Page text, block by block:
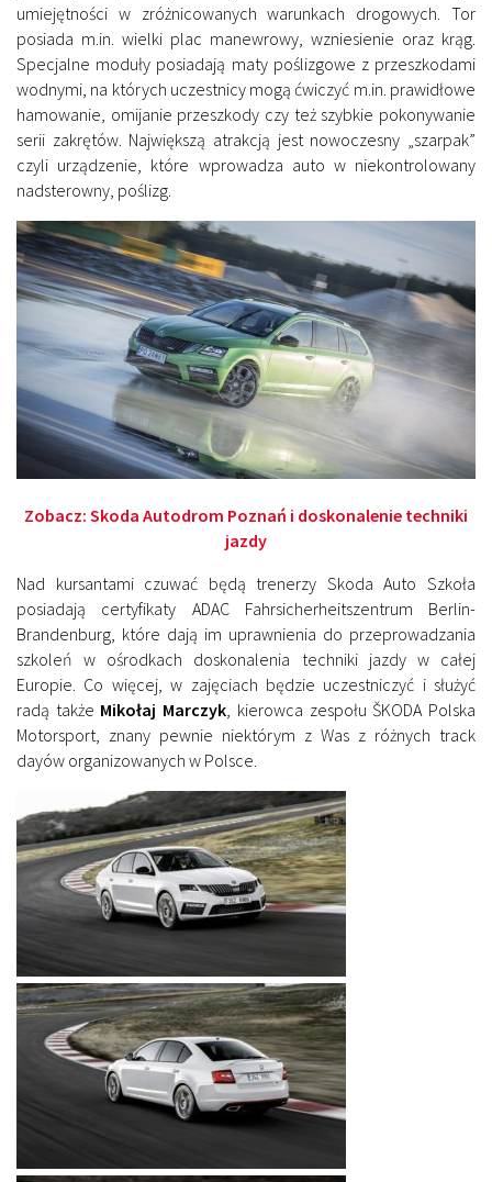
umiejętności w zróżnicowanych warunkach drogowych. Tor
posiada m.in. wielki plac manewrowy, wzniesienie oraz krąg.
Specjalne moduły posiadają maty poślizgowe z przeszkodami
wodnymi, na których uczestnicy mogą ćwiczyć m.in. prawidłowe
hamowanie, omijanie przeszkody czy też szybkie pokonywanie
serii zakrętów. Największą atrakcją jest nowoczesny „szarpak”
czyli urządzenie, które wprowadza auto w niekontrolowany
nadsterowny, poślizg.
Zobacz: Skoda Autodrom Poznań i doskonalenie techniki
jazdy
Nad kursantami czuwać będą trenerzy Skoda Auto Szkoła
posiadają certyfikaty ADAC Fahrsicherheitszentrum Berlin-
Brandenburg, które dają im uprawnienia do przeprowadzania
szkoleń w ośrodkach doskonalenia techniki jazdy w całej
Europie. Co więcej, w zajęciach będzie uczestniczyć i służyć
radą także Mikołaj Marczyk, kierowca zespołu ŠKODA Polska
Motorsport, znany pewnie niektórym z Was z różnych track
dayów organizowanych w Polsce.